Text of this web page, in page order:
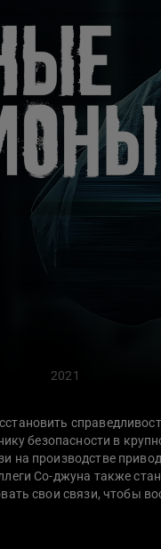
2021
безопасности в
на производстве
Со-джуна также
свои связи, чтобы
способ наказать